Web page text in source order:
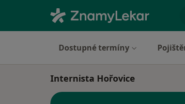
Dostupné termíny
Internista Hořovice